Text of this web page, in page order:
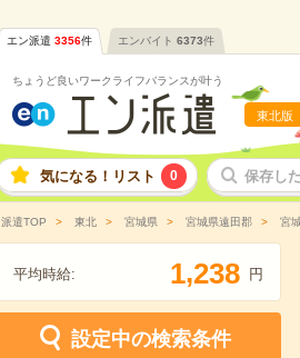
エン派遣 3356件 エンバイト 6373件
ちょうど良いワークライフバランスが叶う
東北版
気になる！リスト 0 保存し
派遣TOP 東北 宮城県 宮城県遠田郡 宮
平均時給: 1,238 円
設定中の検索条件